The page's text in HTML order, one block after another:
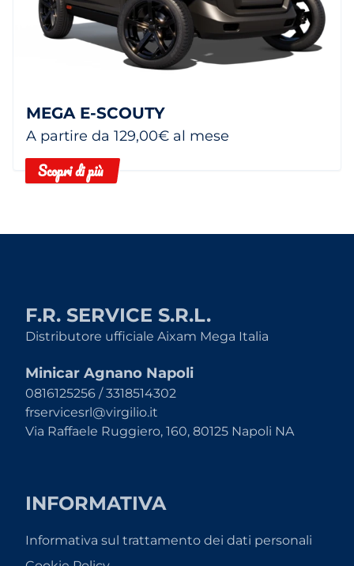
MEGA E-SCOUTY
A partire da 129,00€ al mese
Scopri di più
F.R. SERVICE S.R.L.
Distributore ufficiale Aixam Mega Italia
Minicar Agnano Napoli
0816125256 / 3318514302
frservicesrl@virgilio.it
Via Raffaele Ruggiero, 160, 80125 Napoli NA
INFORMATIVA
Informativa sul trattamento dei dati personali